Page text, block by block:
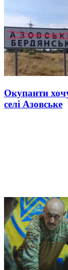
Окупанти
селі Азовське